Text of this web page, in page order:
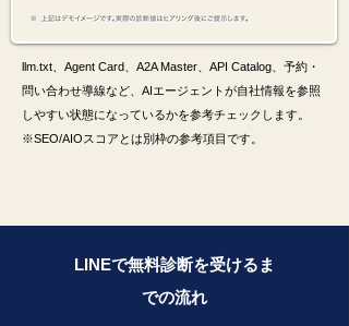
llm.txt、Agent Card、A2A Master、API Catalog、予約・
問い合わせ導線など、AIエージェントが自社情報を参照
しやすい状態になっているかを参考チェックします。
※SEO/AIOスコアとは別枠の参考項目です。
LINEで無料診断を受けるま
での流れ